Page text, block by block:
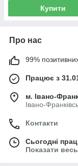
Купити
Про нас
99% позитивних
Працює з
м. Івано-
Івано-
Контакти
Сьогодні
Показати